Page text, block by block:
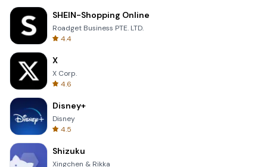
SHEIN-Shopping Online
Roadget Business PTE. LTD.
4.4
X
X Corp.
4.6
Disney+
Disney
4.5
Shizuku
Xingchen & Rikka